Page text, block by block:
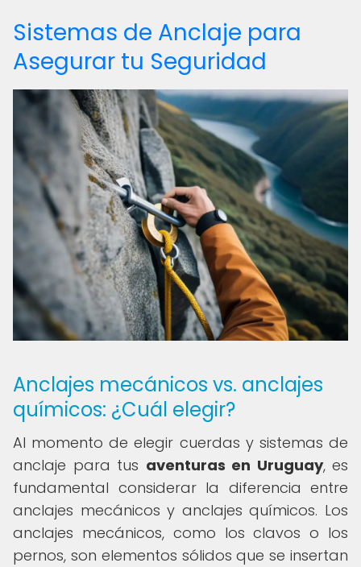
Sistemas de Anclaje para
Asegurar tu Seguridad
Anclajes mecánicos vs. anclajes
químicos: ¿Cuál elegir?
Al momento de elegir cuerdas y sistemas de
anclaje para tus aventuras en Uruguay, es
fundamental considerar la diferencia entre
anclajes mecánicos y anclajes químicos. Los
anclajes mecánicos, como los clavos o los
pernos, son elementos sólidos que se insertan